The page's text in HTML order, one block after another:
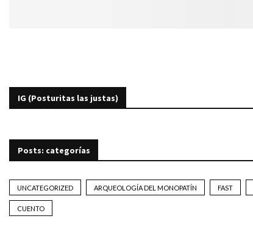
IG (Posturitas las justas)
Posts: categorías
UNCATEGORIZED ARQUEOLOGÍA DEL MONOPATÍN FAST
CUENTO